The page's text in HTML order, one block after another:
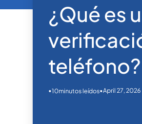
¿Qué es
•10minutos leídos•April 27, 2026